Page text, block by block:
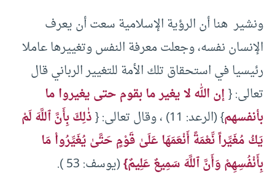
ونشير هنا أن الرؤية الإسلامية سعت أن يعرف
الإنسان نفسه، وجعلت معرفة النفس وتغييرها عاملا
رئيسيا في استحقاق تلك الأمة للتغيير الرباني قال
تعالى: {إن الله لا يغير ما بقوم حتى يغيروا ما
بأنفسهم} (الرعد: 11) ، وقال تعالى: {
ذٰلِكَ بِأَنَّ ٱللَّهَ لَمْ
يَكُ مُغَيِّراً نِّعْمَةً أَنْعَمَهَا عَلَىٰ قَوْمٍ حَتَّىٰ يُغَيِّرُواْ مَا
بِأَنْفُسِهِمْ وَأَنَّ ٱللَّهَ سَمِيعٌ عَلِيمٌ}(يوسف: 53 ).